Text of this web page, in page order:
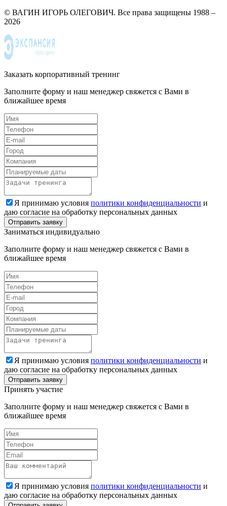
© ВАГИН ИГОРЬ ОЛЕГОВИЧ. Все права защищены 1988 –
2026
Заказать корпоративный тренинг
Заполните форму и наш менеджер свяжется с Вами в
ближайшее время
Я принимаю условия политики конфиденциальности и
даю согласие на обработку персональных данных
Заниматься индивидуально
Заполните форму и наш менеджер свяжется с Вами в
ближайшее время
Я принимаю условия политики конфиденциальности и
даю согласие на обработку персональных данных
Принять участие
Заполните форму и наш менеджер свяжется с Вами в
ближайшее время
Я принимаю условия политики конфиденциальности и
даю согласие на обработку персональных данных